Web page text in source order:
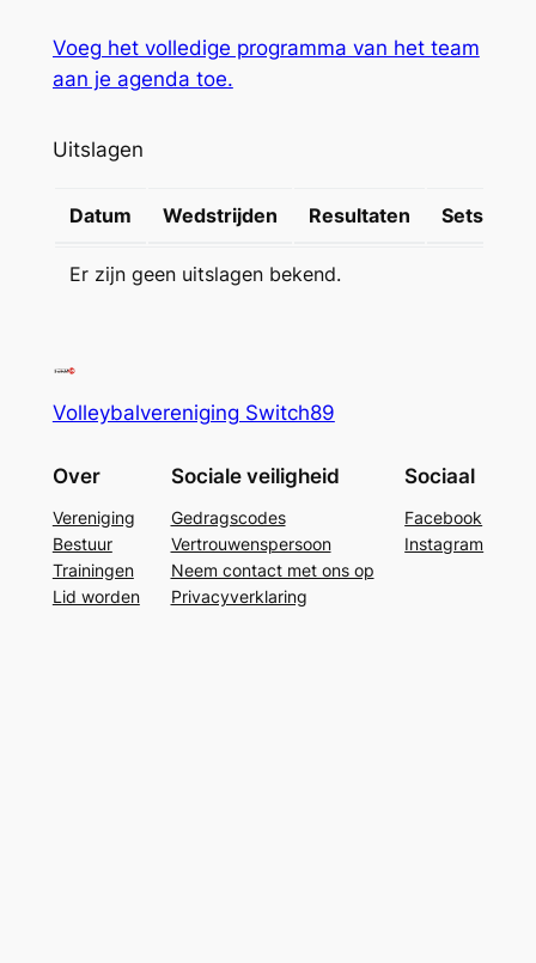
Voeg het volledige programma van het team
aan je agenda toe.
Uitslagen
Datum Wedstrijden Resultaten Sets
Er zijn geen uitslagen bekend.
Volleybalvereniging Switch89
Over
Vereniging
Bestuur
Trainingen
Lid worden
Sociale veiligheid
Gedragscodes
Vertrouwenspersoon
Neem contact met ons op
Privacyverklaring
Sociaal
Facebook
Instagram